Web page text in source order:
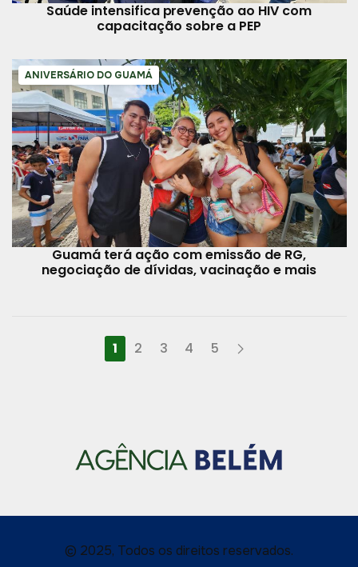
Saúde intensifica prevenção ao HIV com
capacitação sobre a PEP
ANIVERSÁRIO DO GUAMÁ
Guamá terá ação com emissão de RG,
negociação de dívidas, vacinação e mais
1 2 3 4 5
© 2025, Todos os direitos reservados.